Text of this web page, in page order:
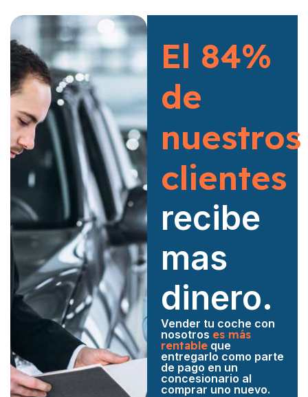
El 84%
de
nuestros
clientes
recibe
mas
dinero.
Vender tu coche con
nosotros es más
rentableque
entregarlo como parte
de pago en un
concesionario al
comprar uno nuevo.